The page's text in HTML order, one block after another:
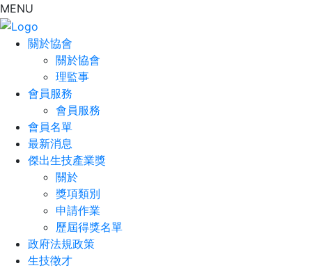
MENU
關於協會
關於協會
理監事
會員服務
會員服務
會員名單
最新消息
傑出生技產業獎
關於
獎項類別
申請作業
歷屆得獎名單
政府法規政策
生技徵才